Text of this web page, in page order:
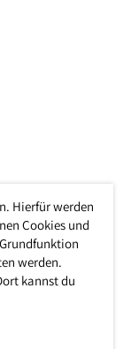
Hierfür werden
Cookies und
werden.
kannst du